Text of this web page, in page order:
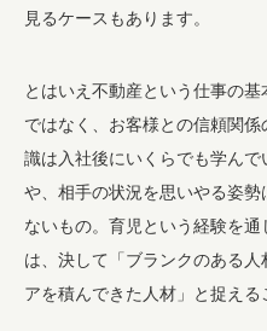
見るケースもあります。
とはいえ不動産という仕事の
ではなく、お客様との信頼関
識は入社後にいくらでも学ん
や、相手の状況を思いやる姿
ないもの。育児という経験を
は、決して「ブランクのある
アを積んできた人材」と捉える